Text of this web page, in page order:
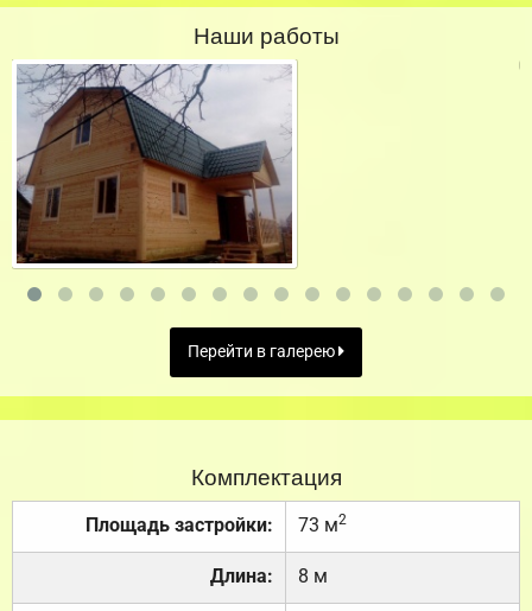
Наши работы
Перейти в галерею
Комплектация
Площадь застройки: 73 м2
Длина: 8 м